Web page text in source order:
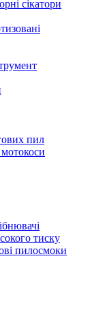
сікатори
пил
тиску
пилосмоки